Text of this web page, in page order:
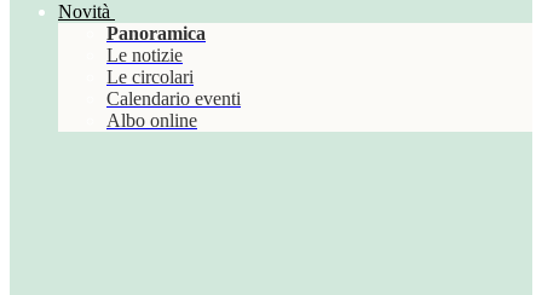
Novità
Panoramica
Le notizie
Le circolari
Calendario eventi
Albo online